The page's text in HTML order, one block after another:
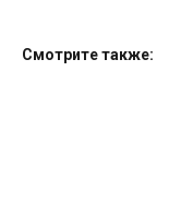
Смотрите также: